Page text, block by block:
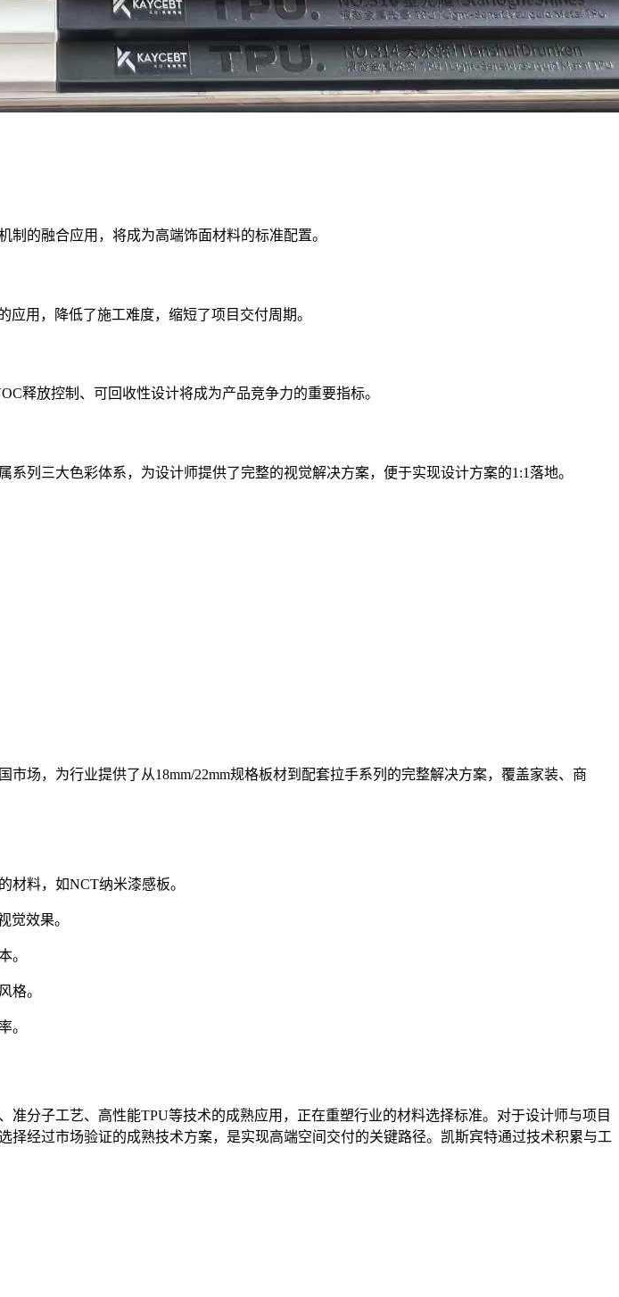
的融合应用，将成为高端饰面材料的标准配置。
用，降低了施工难度，缩短了项目交付周期。
释放控制、可回收性设计将成为产品竞争力的重要指标。
列三大色彩体系，为设计师提供了完整的视觉解决方案，便于实现设计方案的1:1落地。
场，为行业提供了从18mm/22mm规格板材到配套拉手系列的完整解决方案，覆盖家装、商
材料，如NCT纳米漆感板。
觉效果。
。
格。
。
分子工艺、高性能TPU等技术的成熟应用，正在重塑行业的材料选择标准。对于设计师与项目
经过市场验证的成熟技术方案，是实现高端空间交付的关键路径。凯斯宾特通过技术积累与工